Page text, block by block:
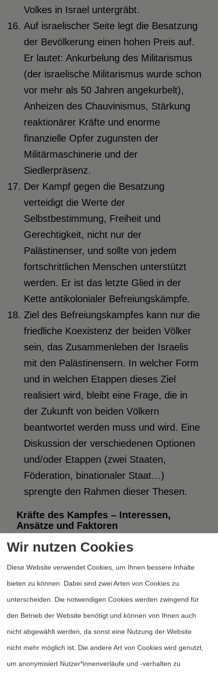
Volkes in Israel untergräbt.
Auf israelischer Seite legt die Besatzung
der Bevölkerung einen hohen Preis auf.
Er lautet: Ankurbelung des Militarismus
(der israelische Militarismus wurde schon
vor mehr als 50 Jahren angekurbelt),
Anheizen des Chauvinismus, Stärkung
reaktionärer Kräfte und enorme
finanzielle Opfer zugunsten der
Militärmaschinerie und der
Siedlerpräsenz.
Der Kampf gegen die Besatzung
verteidigt die Werte der
Selbstbestimmung, Freiheit und
Gerechtigkeit, nicht nur der
Palästinenser, und sollte von jedem
fortschrittlichen Menschen unterstützt
werden. Er ist das letzte Glied in der
Kette antikolonialer Befreiungskämpfe.
Ziel des Befreiungskampfes kann nur die
friedliche Koexistenz der beiden Völker
sein, das Zusammenleben der Israelis
mit den Palästinensern. In welcher Form
und in welchen Etappen dieses Ziel
realisiert wird, bleibt eine Frage, die in
der Zukunft von beiden Völkern
beantwortet werden muss und wird. Eine
Diskussion der verschiedenen Optionen
und/oder Etappen (zwei Staaten,
Föderation, binationaler Staat…)
sprengte den Rahmen dieser Thesen.
Kräfte des Kampfes – Interessen,
Ansätze und Faktoren
Ein Ende der Besatzung liegt im
Volkes von Israel. Letztere wird von der
Staats-, Militär- und Siedlerführung
betrogen, wenn ihr die Besatzung, das
heißt die Unterdrückung, Landnahme
Wir nutzen Cookies
Diese Website verwendet Cookies, um Ihnen bessere Inhalte
bieten zu können. Dabei sind zwei Arten von Cookies zu
unterscheiden. Die notwendigen Cookies werden zwingend für
den Betrieb der Website benötigt und können von Ihnen auch
nicht abgewählt werden, da sonst eine Nutzung der Website
nicht mehr möglich ist. Die andere Art von Cookies wird genutzt,
um anonymisiert Nutzer*innenverläufe und -verhalten zu